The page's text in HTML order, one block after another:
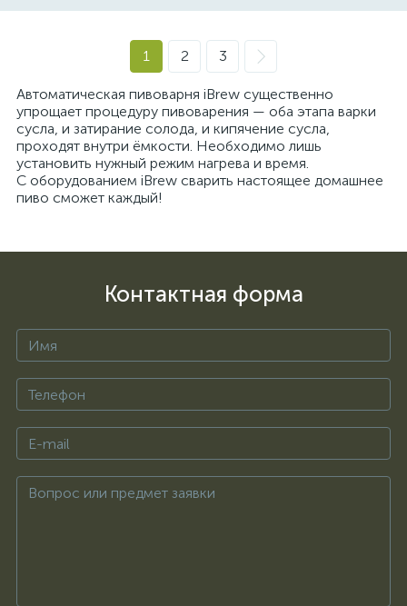
1 2 3
Автоматическая пивоварня iBrew существенно
упрощает процедуру пивоварения — оба этапа варки
сусла, и затирание солода, и кипячение сусла,
проходят внутри ёмкости. Необходимо лишь
установить нужный режим нагрева и время.
С оборудованием iBrew сварить настоящее домашнее
пиво сможет каждый!
Контактная форма